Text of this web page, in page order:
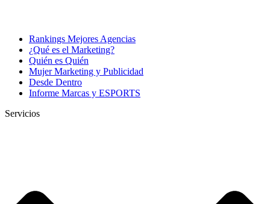
Rankings Mejores Agencias
¿Qué es el Marketing?
Quién es Quién
Mujer Marketing y Publicidad
Desde Dentro
Informe Marcas y ESPORTS
Servicios